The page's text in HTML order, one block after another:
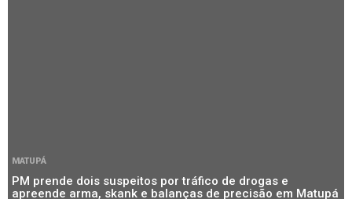
MATUPÁ
PM prende dois suspeitos por tráfico de drogas e
apreende arma, skank e balanças de precisão em Matupá